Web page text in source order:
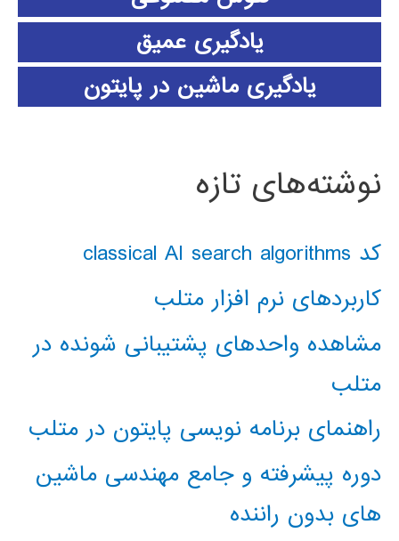
یادگیری عمیق
یادگیری ماشین در پایتون
نوشته‌های تازه
کد classical AI search algorithms
کاربردهای نرم افزار متلب
مشاهده واحدهای پشتیبانی شونده در
متلب
راهنمای برنامه نویسی پایتون در متلب
دوره پیشرفته و جامع مهندسی ماشین
های بدون راننده